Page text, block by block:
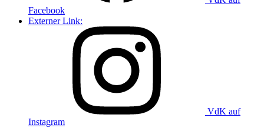
Facebook
Externer Link:
VdK auf
Instagram